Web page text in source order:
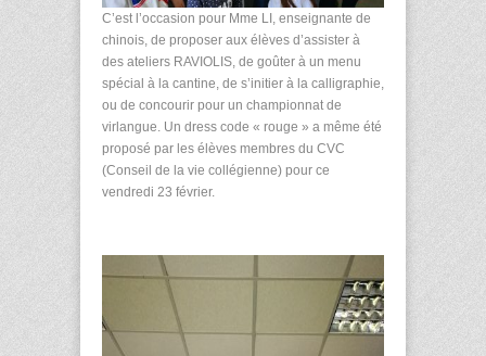
C’est l’occasion pour Mme LI, enseignante de
chinois, de proposer aux élèves d’assister à
des ateliers RAVIOLIS, de goûter à un menu
spécial à la cantine, de s’initier à la calligraphie,
ou de concourir pour un championnat de
virlangue. Un dress code « rouge » a même été
proposé par les élèves membres du CVC
(Conseil de la vie collégienne) pour ce
vendredi 23 février.